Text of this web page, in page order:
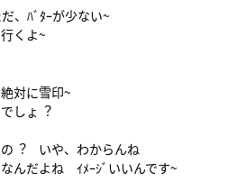
、ﾊﾞﾀｰが少ない~
くよ~
対に雪印~
しょ︖
の︖ いや、わからんね
んだよね ｲﾒｰｼﾞいいんです~